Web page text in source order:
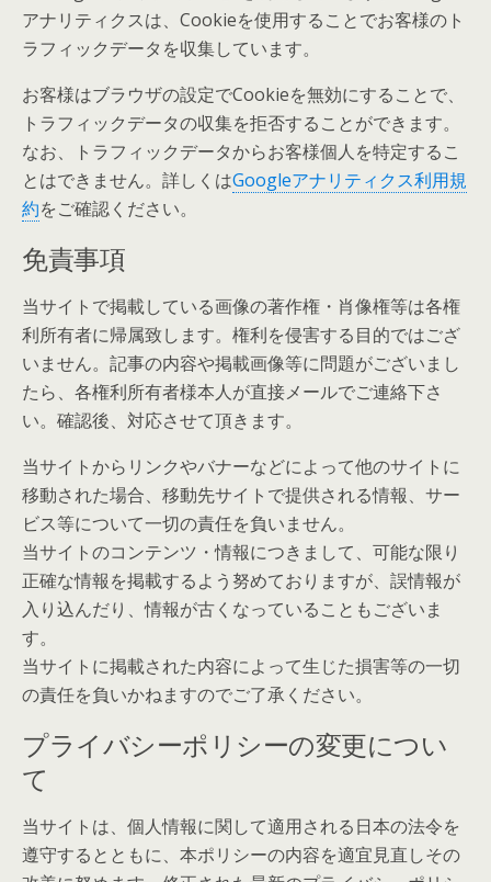
アナリティクスは、Cookieを使用することでお客様のト
ラフィックデータを収集しています。
お客様はブラウザの設定でCookieを無効にすることで、
トラフィックデータの収集を拒否することができます。
なお、トラフィックデータからお客様個人を特定するこ
とはできません。詳しくはGoogleアナリティクス利用規
約をご確認ください。
免責事項
当サイトで掲載している画像の著作権・肖像権等は各権
利所有者に帰属致します。権利を侵害する目的ではござ
いません。記事の内容や掲載画像等に問題がございまし
たら、各権利所有者様本人が直接メールでご連絡下さ
い。確認後、対応させて頂きます。
当サイトからリンクやバナーなどによって他のサイトに
移動された場合、移動先サイトで提供される情報、サー
ビス等について一切の責任を負いません。
当サイトのコンテンツ・情報につきまして、可能な限り
正確な情報を掲載するよう努めておりますが、誤情報が
入り込んだり、情報が古くなっていることもございま
す。
当サイトに掲載された内容によって生じた損害等の一切
の責任を負いかねますのでご了承ください。
プライバシーポリシーの変更につい
て
当サイトは、個人情報に関して適用される日本の法令を
遵守するとともに、本ポリシーの内容を適宜見直しその